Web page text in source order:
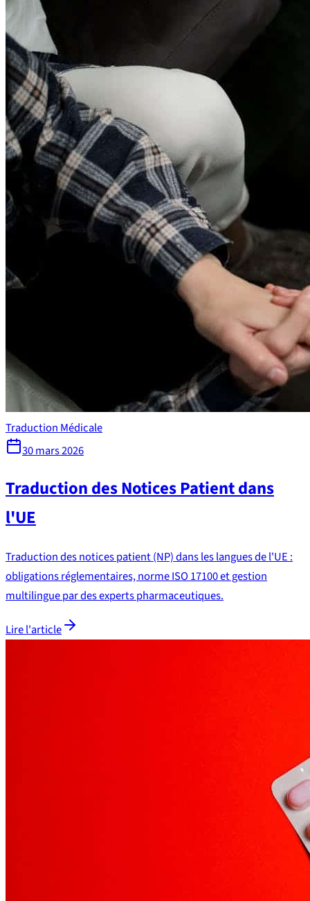
Traduction Médicale
30 mars 2026
Traduction des Notices Patient dans
l'UE
Traduction des notices patient (NP) dans les langues de l'UE :
obligations réglementaires, norme ISO 17100 et gestion
multilingue par des experts pharmaceutiques.
Lire l'article